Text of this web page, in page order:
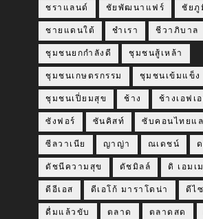
ชราแลนด์ ชัยพัฒนาแฟร์ ชัยภู
ชายแดนใต้ ชำเรา ชีวาภิบาล
ชุมชนยกกำลังดี ชุมชนสู้เหล้า
ชุมชนเกษตรกรรม ชุมชนเข้มแข็ง
ชุมชนเปี่ยมสุข ช้าง ช้างเอฟเ
ซังฟอร์ ซันคิสท์ ซับคอนไทยแ
ซีลวาเนีย ญาญ่า ณเดชน์
ดัชนีความสุข ดัชมิลล์ ดิ เอมเ
ดีอีเอส ดีเอโก้ มาราโดน่า ดีไ
ดื่มแล้วขับ ตลาด ตลาดสด